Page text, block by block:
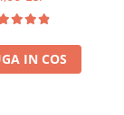
IN COS